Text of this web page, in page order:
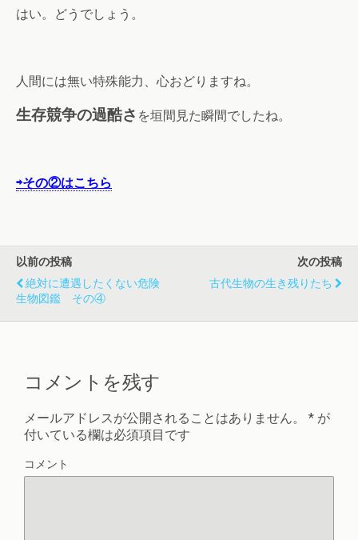
はい。どうでしょう。
人間には無い特殊能力、心おどりますね。
生存競争の過酷さ を垣間見た瞬間でしたね。
⇨その②はこちら
以前の投稿
絶対に遭遇したくない危険
生物図鑑 その④
次の投稿
古代生物の生き残りたち
コメントを残す
メールアドレスが公開されることはありません。 * が
付いている欄は必須項目です
コメント